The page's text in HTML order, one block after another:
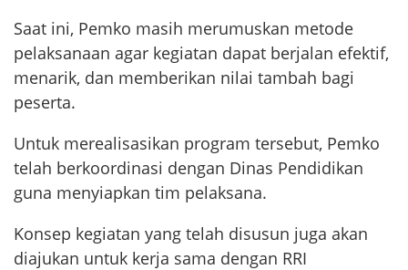
Saat ini, Pemko masih merumuskan metode
pelaksanaan agar kegiatan dapat berjalan efektif,
menarik, dan memberikan nilai tambah bagi
peserta.
Untuk merealisasikan program tersebut, Pemko
telah berkoordinasi dengan Dinas Pendidikan
guna menyiapkan tim pelaksana.
Konsep kegiatan yang telah disusun juga akan
diajukan untuk kerja sama dengan RRI